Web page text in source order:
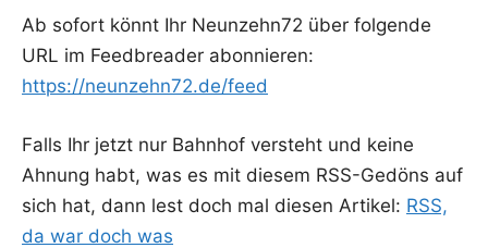
Ab sofort könnt Ihr Neunzehn72 über fol­gen­de
URL im Feed­brea­der abon­nie­ren:
https://neunzehn72.de/feed
Falls Ihr jetzt nur Bahn­hof ver­steht und kei­ne
Ahnung habt, was es mit die­sem RSS-Gedöns auf
sich hat, dann lest doch mal die­sen Arti­kel: RSS,
da war doch was